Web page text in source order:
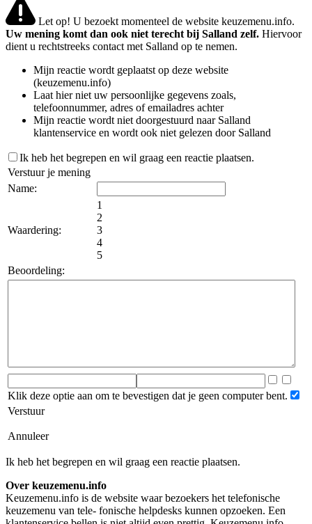
Let op! U bezoekt momenteel de website keuzemenu.info.
Uw mening komt dan ook niet terecht bij Salland zelf. Hiervoor
dient u rechtstreeks contact met Salland op te nemen.
Mijn reactie wordt geplaatst op deze website
(keuzemenu.info)
Laat hier niet uw persoonlijke gegevens zoals,
telefoonnummer, adres of emailadres achter
Mijn reactie wordt niet doorgestuurd naar Salland
klantenservice en wordt ook niet gelezen door Salland
Ik heb het begrepen en wil graag een reactie plaatsen.
Verstuur je mening
Name:
Waardering:
1
2
3
4
5
Beoordeling:
Klik deze optie aan om te bevestigen dat je geen computer bent.
Verstuur
Annuleer
Ik heb het begrepen en wil graag een reactie plaatsen.
Over keuzemenu.info
Keuzemenu.info is de website waar bezoekers het telefonische
keuzemenu van tele- fonische helpdesks kunnen opzoeken. Een